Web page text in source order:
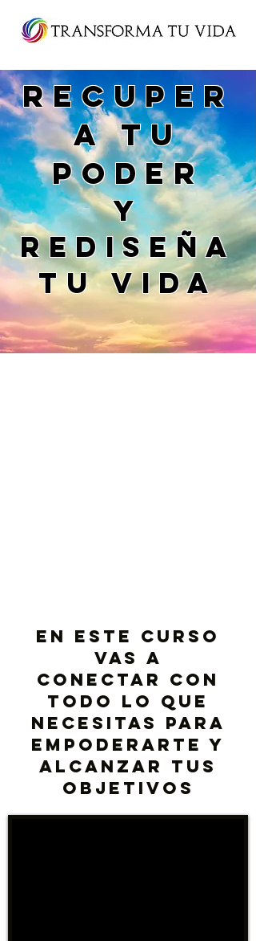
RECUPER
A TU
PODER
y
REDISEÑA
tu vida
en este curso
vas a
conectar con
todo lo que
necesitas para
empoderarte y
alcanzar tus
objetivos